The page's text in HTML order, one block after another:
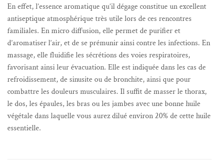
En effet, l’essence aromatique qu’il dégage constitue un excellent
antiseptique atmosphérique très utile lors de ces rencontres
familiales. En micro diffusion, elle permet de purifier et
d’aromatiser l’air, et de se prémunir ainsi contre les infections. En
massage, elle fluidifie les sécrétions des voies respiratoires,
favorisant ainsi leur évacuation. Elle est indiquée dans les cas de
refroidissement, de sinusite ou de bronchite, ainsi que pour
combattre les douleurs musculaires. Il suffit de masser le thorax,
le dos, les épaules, les bras ou les jambes avec une bonne huile
végétale dans laquelle vous aurez dilué environ 20% de cette huile
essentielle.